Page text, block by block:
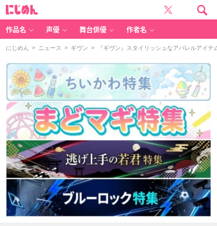
作品名 声優 舞台俳優 作者名
にじめん > ニュース > ギヴン > 『ギヴン』スタイリッシュなアパレルアイテ